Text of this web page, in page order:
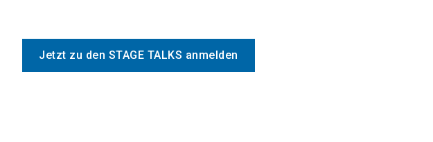
Jetzt zu den STAGE TALKS anmelden